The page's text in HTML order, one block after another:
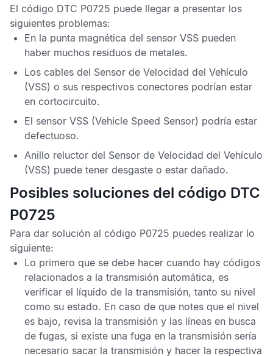
El código DTC P0725 puede llegar a presentar los
siguientes problemas:
En la punta magnética del sensor VSS pueden
haber muchos residuos de metales.
Los cables del Sensor de Velocidad del Vehículo
(VSS) o sus respectivos conectores podrían estar
en cortocircuito.
El sensor VSS (Vehicle Speed Sensor) podría estar
defectuoso.
Anillo reluctor del Sensor de Velocidad del Vehículo
(VSS) puede tener desgaste o estar dañado.
Posibles soluciones del código DTC
P0725
Para dar solución al código P0725 puedes realizar lo
siguiente:
Lo primero que se debe hacer cuando hay códigos
relacionados a la transmisión automática, es
verificar el líquido de la transmisión, tanto su nivel
como su estado. En caso de que notes que el nivel
es bajo, revisa la transmisión y las líneas en busca
de fugas, si existe una fuga en la transmisión sería
necesario sacar la transmisión y hacer la respectiva